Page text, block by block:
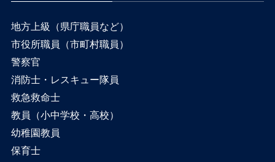
地方上級（県庁職員など）
市役所職員（市町村職員）
警察官
消防士・レスキュー隊員
救急救命士
教員（小中学校・高校）
幼稚園教員
保育士